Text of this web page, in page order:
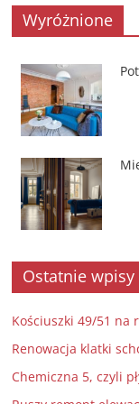
Wyróżnione
Ostatnie wpisy
Kościuszki 49/51 na
Renowacja klatki
Chemiczna 5, czyli